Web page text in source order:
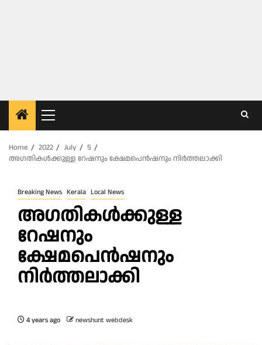
Primary
Menu
Home
2022 July
5
അഗതികൾക്കുള്ള റേഷനും ക്ഷേമപെൻഷനും നിർത്തലാക്കി
Breaking News Kerala Local News
അഗതികൾക്കുള്ള
റേഷനും
ക്ഷേമപെൻഷനും
നിർത്തലാക്കി
4 years ago newshunt webdesk